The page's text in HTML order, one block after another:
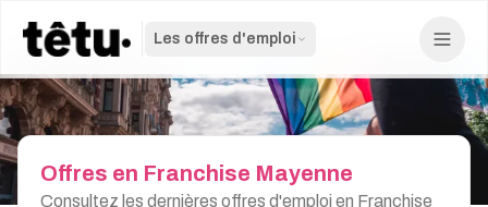
Les offres d'emploi
Offres en Franchise Mayenne
Consultez les dernières offres d'emploi en Franchise